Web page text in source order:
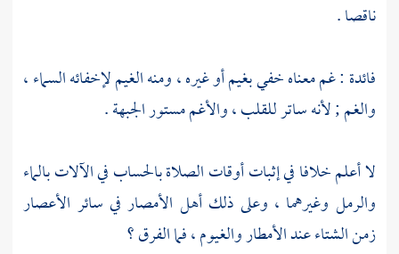
ناقصا .
فائدة : غم معناه خفي بغيم أو غيره ، ومنه الغيم لإخفائه السماء ،
والغم ; لأنه ساتر للقلب ، والأغم مستور الجبهة .
لا أعلم خلافا في إثبات أوقات الصلاة بالحساب في الآلات بالماء
والرمل وغيرهما ، وعلى ذلك أهل الأمصار في سائر الأعصار
زمن الشتاء عند الأمطار والغيوم ، فما الفرق ؟